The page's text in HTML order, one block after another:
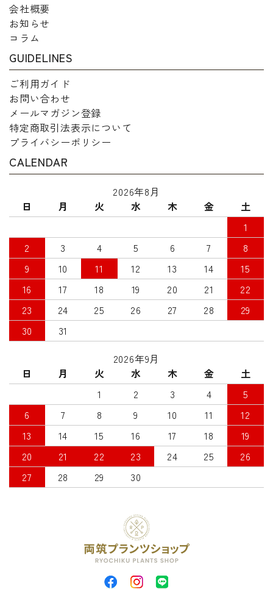
会社概要
お知らせ
コラム
GUIDELINES
ご利用ガイド
お問い合わせ
メールマガジン登録
特定商取引法表示について
プライバシーポリシー
CALENDAR
2026年8月
日
月 火 水 木 金
土
1
2
3 4 5 6 7
8
9
10 11 12 13 14
15
16
17 18 19 20 21
22
23
24 25 26 27 28
29
30
31
2026年9月
日
月 火 水 木 金
土
1
2 3 4
5
6
7 8 9 10 11
12
13
14 15 16 17 18
19
20
21 22 23 24 25
26
27
28 29 30